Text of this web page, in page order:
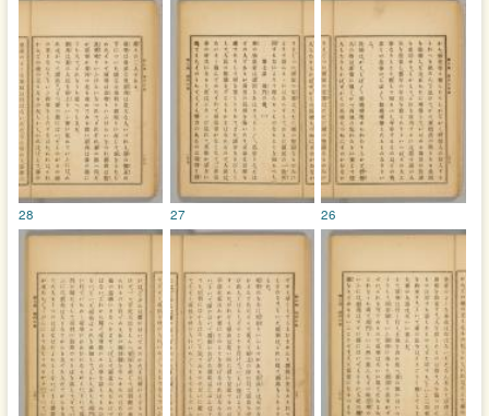
26
27
28